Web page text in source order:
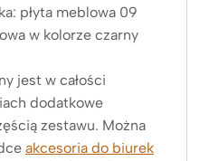
płyta meblowa 09
w kolorze czarny
jest w całości
dodatkowe
zestawu. Można
akcesoria do biurek